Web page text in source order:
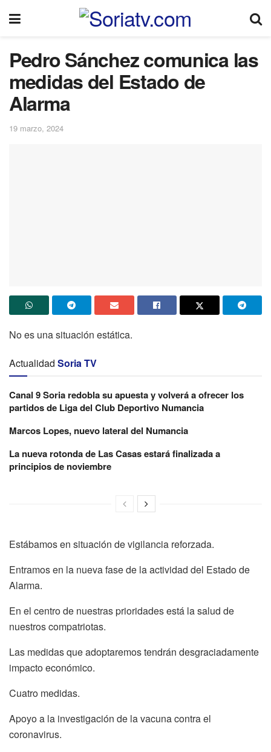
Pedro Sánchez comunica las
medidas del Estado de
Alarma
19 marzo, 2024
No es una situación estática.
Actualidad Soria TV
Canal 9 Soria redobla su apuesta y volverá a ofrecer los
partidos de Liga del Club Deportivo Numancia
Marcos Lopes, nuevo lateral del Numancia
La nueva rotonda de Las Casas estará finalizada a
principios de noviembre
Estábamos en situación de vigilancia reforzada.
Entramos en la nueva fase de la actividad del Estado de
Alarma.
En el centro de nuestras prioridades está la salud de
nuestros compatriotas.
Las medidas que adoptaremos tendrán desgraciadamente
impacto económico.
Cuatro medidas.
Apoyo a la investigación de la vacuna contra el
coronavirus.